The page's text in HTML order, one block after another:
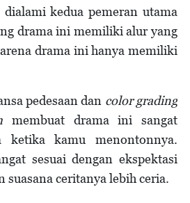
dialami kedua pemeran utama
drama ini memiliki alur yang
drama ini hanya memiliki
pedesaan dan color grading
membuat drama ini sangat
ketika kamu menontonnya.
sesuai dengan ekspektasi
suasana ceritanya lebih ceria.